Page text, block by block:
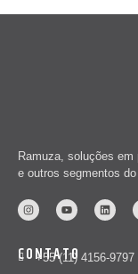
Ramuza, soluções
e outros segmentos do
CONTATO
+55 (11) 4156-9797